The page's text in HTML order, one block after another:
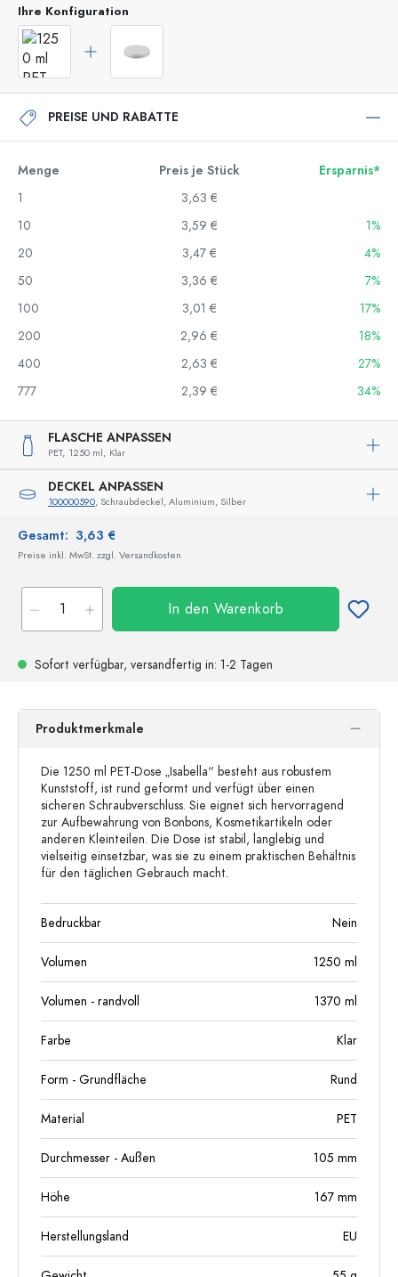
Ihre Konfiguration
PREISE UND RABATTE
Menge Preis je Stück
Ersparnis*
1
3,63 €
10
3,59 €
1%
20
3,47 €
4%
50
3,36 €
7%
100
3,01 €
17%
200
2,96 €
18%
400
2,63 €
27%
777
2,39 € 34%
FLASCHE ANPASSEN
PET, 1250 ml, Klar
DECKEL ANPASSEN
100000590, Schraubdeckel, Aluminium, Silber
Gesamt: 3,63 €
Preise inkl. MwSt. zzgl. Versandkosten
In den Warenkorb
Sofort verfügbar, versandfertig in: 1-2 Tagen
Produktmerkmale
Die 1250 ml PET-Dose „Isabella“ besteht aus robustem
Kunststoff, ist rund geformt und verfügt über einen
sicheren Schraubverschluss. Sie eignet sich hervorragend
zur Aufbewahrung von Bonbons, Kosmetikartikeln oder
anderen Kleinteilen. Die Dose ist stabil, langlebig und
vielseitig einsetzbar, was sie zu einem praktischen Behältnis
für den täglichen Gebrauch macht.
Bedruckbar Nein
Volumen 1250 ml
Volumen - randvoll 1370 ml
Farbe Klar
Form - Grundfläche Rund
Material PET
Durchmesser - Außen 105 mm
Höhe 167 mm
Herstellungsland EU